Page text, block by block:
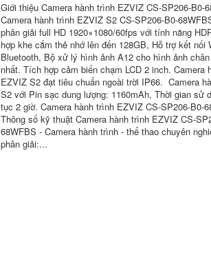
Giới thiệu Camera hành trình EZVIZ CS-SP206-B0-
Camera hành trình EZVIZ S2 CS-SP206-B0-
phân giải full HD 1920×1080/60fps với tính năng
hợp khe cắm thẻ nhớ lên đến 128GB, Hỗ trợ kết nối
Bluetooth, Bộ xử lý hình ảnh A12 cho hình ảnh
nhất. Tích hợp cảm biến chạm LCD 2 inch. Camera
EZVIZ S2 đạt tiêu chuẩn ngoài trời IP66. Camera
S2 với Pin sạc dung lượng: 1160mAh, Thời gian sử
tục 2 giờ. Camera hành trình EZVIZ CS-SP206-B0-
Thông số kỹ thuật Camera hành trình EZVIZ CS-
68WFBS - Camera hành trình - thể thao chuyên
phân giải:...